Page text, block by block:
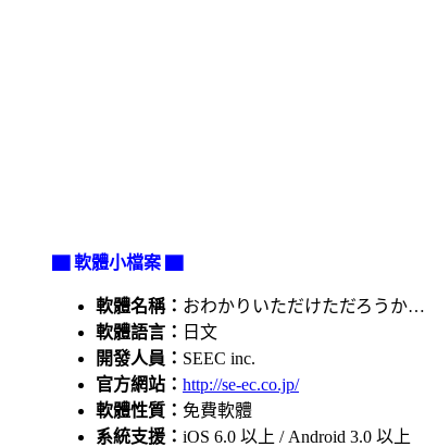
▇ 軟體小檔案 ▇
軟體名稱： おわかりいただけただろうか…
軟體語言： 日文
開發人員： SEEC inc.
官方網站： http://se-ec.co.jp/
軟體性質： 免費軟體
系統支援： iOS 6.0 以上 / Android 3.0 以上